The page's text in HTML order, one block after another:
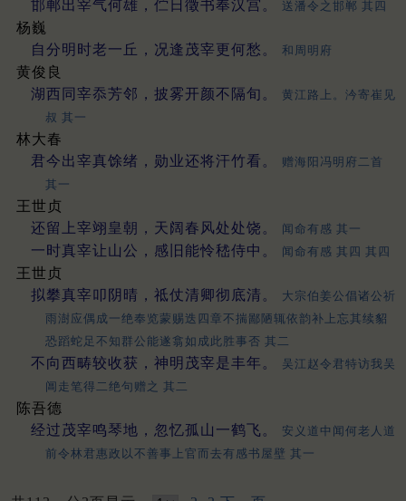
邯郸出宰气何雄，伫日徵书奉汉宫。 送潘令之邯郸 其四
杨巍
自分明时老一丘，况逢茂宰更何愁。
和周明府
黄俊良
湖西同宰忝芳邻，披雾开颜不隔旬。
黄江路上。汵寄崔见
叔 其一
林大春
君今出宰真馀绪，勋业还将汗竹看。
赠海阳冯明府二首
其一
王世贞
还留上宰翊皇朝，天阔春风处处饶。
闻命有感 其一
一时真宰让山公，感旧能怜嵇侍中。 闻命有感 其四 其四
王世贞
拟攀真宰叩阴晴，祗仗清卿彻底清。
大宗伯姜公倡诸公祈
雨澍应偶成一绝奉览蒙赐迭四章不揣鄙陋辄依韵补上忘其续貂
恐蹈蛇足不知群公能遂翕如成此胜事否 其二
不向西畴较收获，神明茂宰是丰年。
吴江赵令君特访我吴
阊走笔得二绝句赠之 其二
陈吾德
经过茂宰鸣琴地，忽忆孤山一鹤飞。
安义道中闻何老人道
前令林君惠政以不善事上官而去有感书屋壁 其一